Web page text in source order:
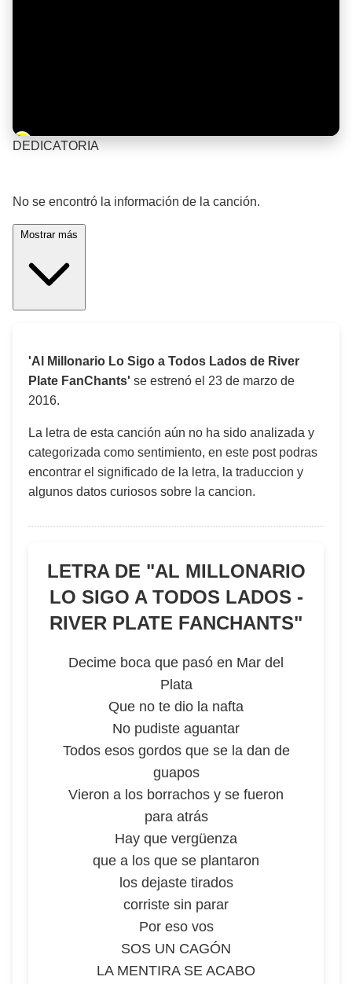
Barra de progreso de la reproducción
DEDICATORIA
No se encontró la información de la canción.
'Al Millonario Lo Sigo a Todos Lados de River
Plate FanChants' se estrenó el 23 de marzo de
2016.
La letra de esta canción aún no ha sido analizada y
categorizada como sentimiento, en este post podras
encontrar el significado de la letra, la traduccion y
algunos datos curiosos sobre la cancion.
LETRA DE "AL MILLONARIO
LO SIGO A TODOS LADOS -
RIVER PLATE FANCHANTS"
Decime boca que pasó en Mar del
Plata
Que no te dio la nafta
No pudiste aguantar
Todos esos gordos que se la dan de
guapos
Vieron a los borrachos y se fueron
para atrás
Hay que vergüenza
que a los que se plantaron
los dejaste tirados
corriste sin parar
Por eso vos
SOS UN CAGÓN
LA MENTIRA SE ACABO